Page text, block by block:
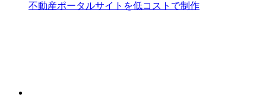
不動産ポータルサイトを低コストで制作